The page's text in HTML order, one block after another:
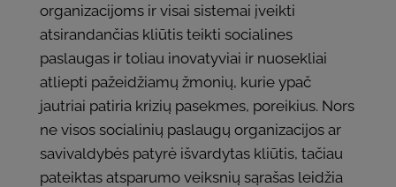
organizacijoms ir visai sistemai įveikti
atsirandančias kliūtis teikti socialines
paslaugas ir toliau inovatyviai ir nuosekliai
atliepti pažeidžiamų žmonių, kurie ypač
jautriai patiria krizių pasekmes, poreikius. Nors
ne visos socialinių paslaugų organizacijos ar
savivaldybės patyrė išvardytas kliūtis, tačiau
pateiktas atsparumo veiksnių sąrašas leidžia